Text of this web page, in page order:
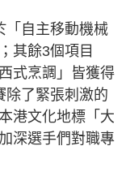
自主移動機械
其餘3個項目
式烹調」皆獲得
除了緊張刺激的
港文化地標「大
深選手們對職專